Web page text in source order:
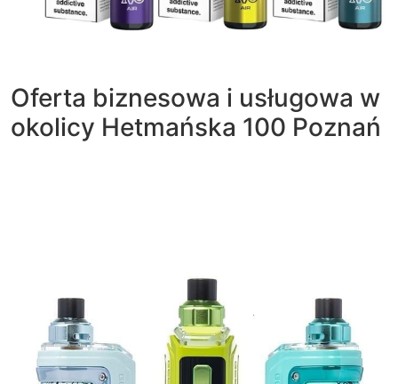
Oferta biznesowa i usługowa w
okolicy Hetmańska 100 Poznań